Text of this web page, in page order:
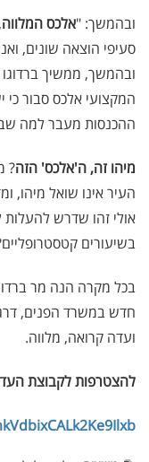
ובהמשך: "אלכס המלווה
סעיפי הוצאה שונים,
ובהמשך, ממשיך
המקצועי אלכס סבור
ההכנסות מעבר למה
מיהו זה, ה'אלכס' הזה?
העיר אינו שואל מיהו,
אולי זהו שדרש להעלות
בשיעורים
בכל מקרה הנה מר
חדש במשרד הפנים,
ועדה קרואה, מלווה.
להצטרפות לקבוצת